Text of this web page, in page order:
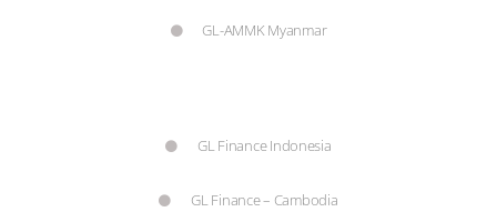
GL-AMMK Myanmar
GL Finance Indonesia
GL Finance – Cambodia